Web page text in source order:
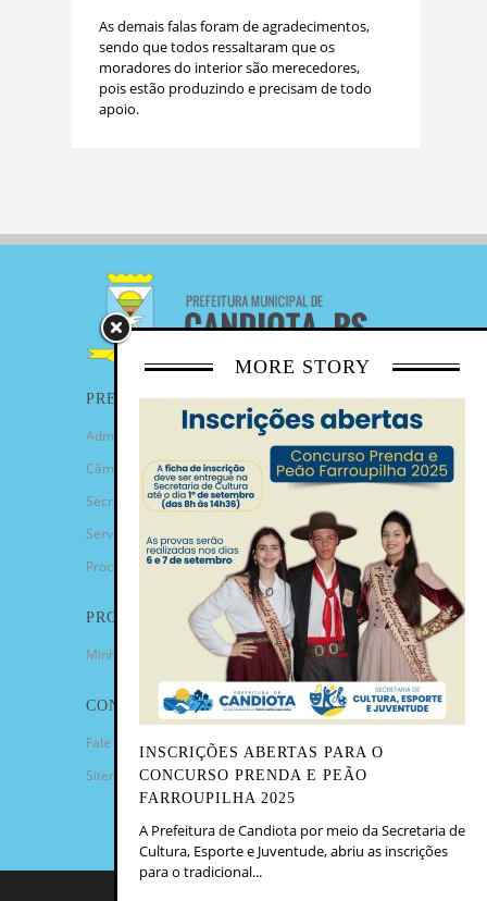
As demais falas foram de agradecimentos,
sendo que todos ressaltaram que os
moradores do interior são merecedores,
pois estão produzindo e precisam de todo
apoio.
MORE STORY
INSCRIÇÕES ABERTAS PARA O
CONCURSO PRENDA E PEÃO
FARROUPILHA 2025
A Prefeitura de Candiota por meio da Secretaria de
Cultura, Esporte e Juventude, abriu as inscrições
para o tradicional...
PREFEITURA
Administração Municipal
Câmara de Vereadores
Secretarias
Serviços
Procuradoria Geral
PROGRAMAS
Minha Casa Minha Vida
CONTATO
Fale Conosco
Sitemap